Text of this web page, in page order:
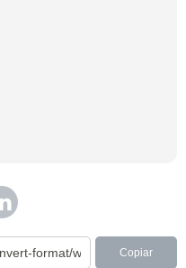
Copiar